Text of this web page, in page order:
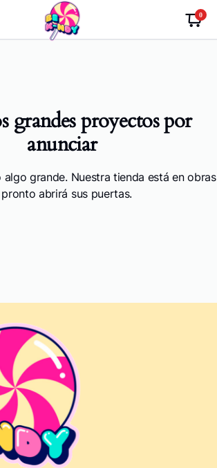
0
grandes proyectos por
anunciar
algo grande. Nuestra tienda está en obras
abrirá sus puertas.